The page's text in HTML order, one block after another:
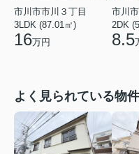
市川市市川３丁目
3LDK (87.01㎡)
16万円
市川
2DK
8.5
よく見られている物件